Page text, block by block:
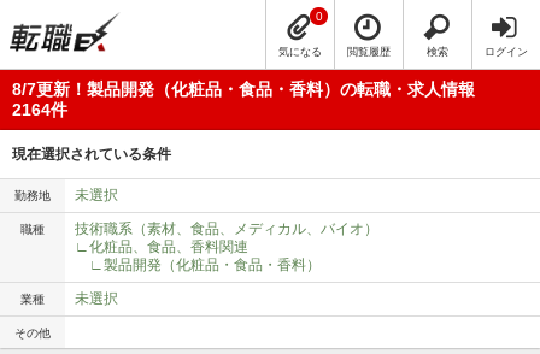
気になる
0
閲覧履歴 検索 ログイン
8/7更新！製品開発（化粧品・食品・香料）の転職・求人情報
2164件
現在選択されている条件
勤務地 未選択
職種
技術職系（素材、食品、メディカル、バイオ）
∟化粧品、食品、香料関連
∟製品開発（化粧品・食品・香料）
業種 未選択
その他